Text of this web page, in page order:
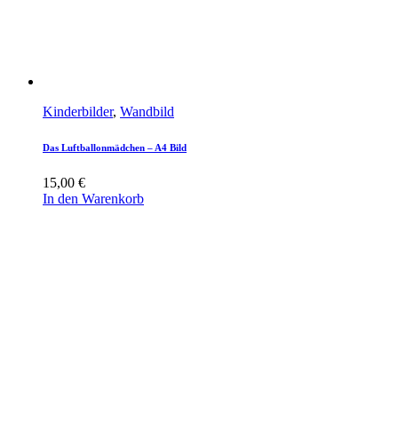
Kinderbilder, Wandbild
Das Luftballonmädchen – A4 Bild
15,00 €
In den Warenkorb